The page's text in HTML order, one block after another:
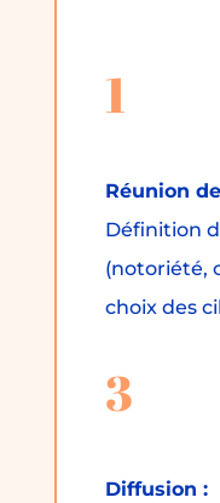
1
Réunion
Définition
(notoriété,
choix des
3
Diffusion :